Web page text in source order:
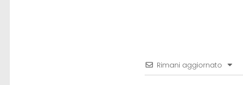
Rimani aggiornato